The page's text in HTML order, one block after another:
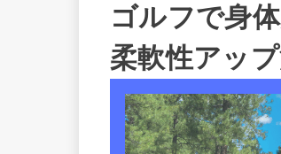
ゴルフで身
柔軟性アッ